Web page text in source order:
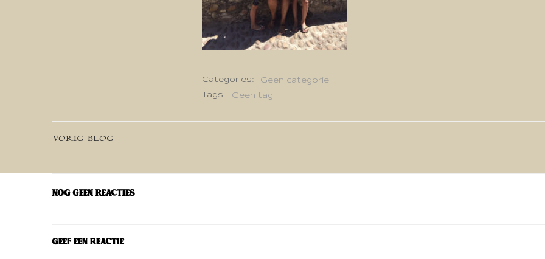
Categories:
Geen categorie
Tags:
Geen tag
Bericht
navigatie
VORIG BLOG
Nog geen reacties
Geef een reactie